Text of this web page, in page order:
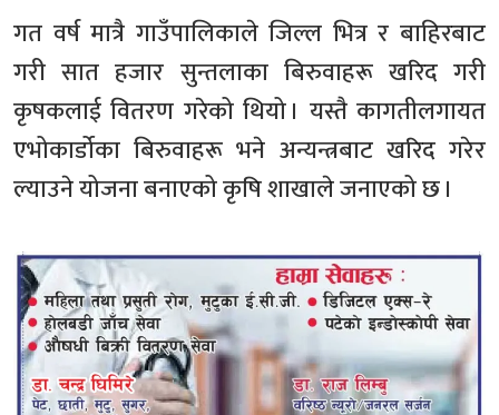
गत वर्ष मात्रै गाउँपालिकाले जिल्ल भित्र र बाहिरबाट
गरी सात हजार सुन्तलाका बिरुवाहरू खरिद गरी
कृषकलाई वितरण गरेको थियो । यस्तै कागतीलगायत
एभोकार्डोका बिरुवाहरू भने अन्यन्त्रबाट खरिद गरेर
ल्याउने योजना बनाएको कृषि शाखाले जनाएको छ ।